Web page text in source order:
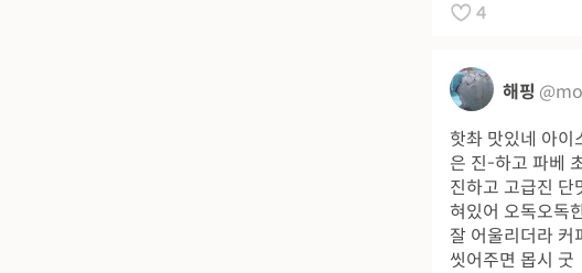
4
해핑
핫촤 맛있네 아
은 진-하고 파베
진하고 고급진 단
혀있어 오독오독
잘 어울리더라 커
씻어주면 몹시 굿